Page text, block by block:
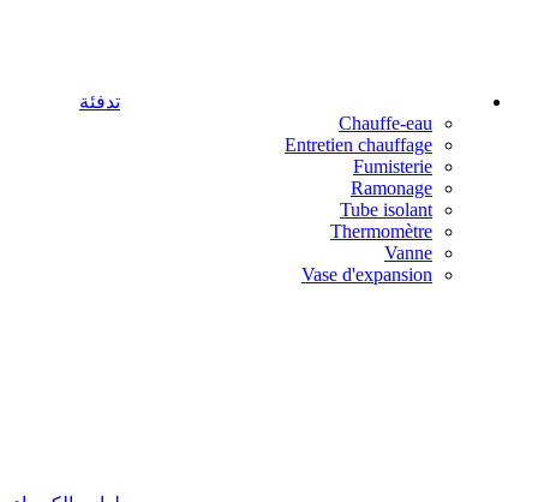
تدفئة
Chauffe-eau
Entretien chauffage
Fumisterie
Ramonage
Tube isolant
Thermomètre
Vanne
Vase d'expansion